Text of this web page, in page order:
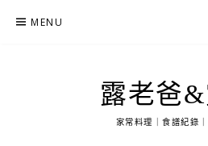
MENU
露老爸
家常料理｜食譜紀錄